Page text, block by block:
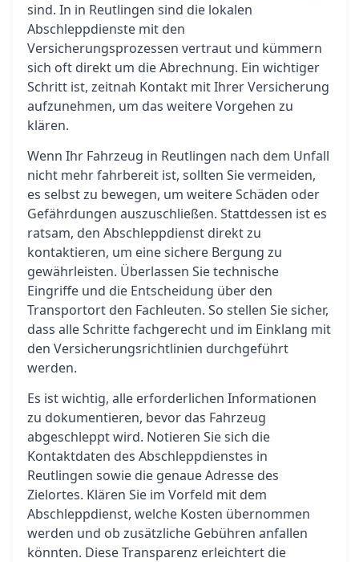
sind. In in Reutlingen sind die lokalen
Abschleppdienste mit den
Versicherungsprozessen vertraut und kümmern
sich oft direkt um die Abrechnung. Ein wichtiger
Schritt ist, zeitnah Kontakt mit Ihrer Versicherung
aufzunehmen, um das weitere Vorgehen zu
klären.
Wenn Ihr Fahrzeug in Reutlingen nach dem Unfall
nicht mehr fahrbereit ist, sollten Sie vermeiden,
es selbst zu bewegen, um weitere Schäden oder
Gefährdungen auszuschließen. Stattdessen ist es
ratsam, den Abschleppdienst direkt zu
kontaktieren, um eine sichere Bergung zu
gewährleisten. Überlassen Sie technische
Eingriffe und die Entscheidung über den
Transportort den Fachleuten. So stellen Sie sicher,
dass alle Schritte fachgerecht und im Einklang mit
den Versicherungsrichtlinien durchgeführt
werden.
Es ist wichtig, alle erforderlichen Informationen
zu dokumentieren, bevor das Fahrzeug
abgeschleppt wird. Notieren Sie sich die
Kontaktdaten des Abschleppdienstes in
Reutlingen sowie die genaue Adresse des
Zielortes. Klären Sie im Vorfeld mit dem
Abschleppdienst, welche Kosten übernommen
werden und ob zusätzliche Gebühren anfallen
könnten. Diese Transparenz erleichtert die